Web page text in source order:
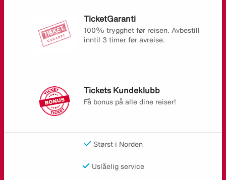
TicketGaranti
100% trygghet før reisen. Avbestill
inntil 3 timer før avreise.
Tickets Kundeklubb
Få bonus på alle dine reiser!
Størst i Norden
Uslåelig service